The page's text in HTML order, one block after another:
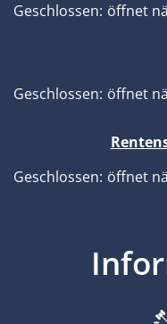
Klicken, um weitere
Geschlossen: öffnet
Klicken, um weitere
Geschlossen: öffnet
Klicken, um weitere
Geschlossen: öffnet